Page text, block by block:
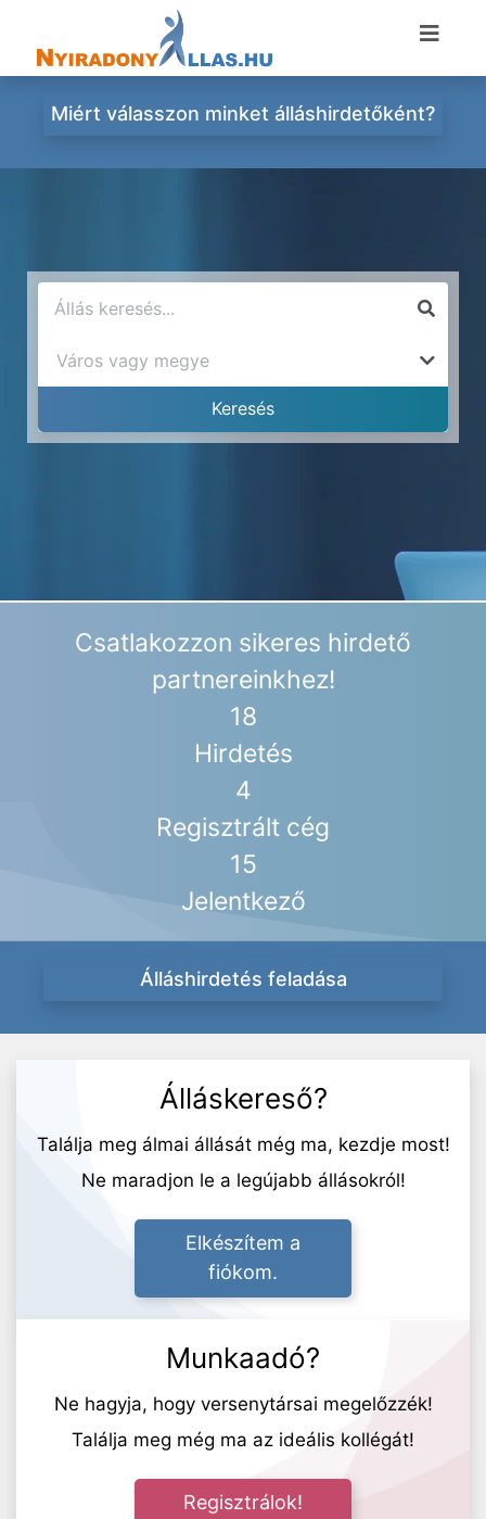
Miért válasszon minket álláshirdetőként?
Csatlakozzon sikeres hirdető
partnereinkhez!
18
Hirdetés
4
Regisztrált cég
15
Jelentkező
Álláshirdetés feladása
Álláskereső?
Találja meg álmai állását még ma, kezdje most!
Ne maradjon le a legújabb állásokról!
Elkészítem a
fiókom.
Munkaadó?
Ne hagyja, hogy versenytársai megelőzzék!
Találja meg még ma az ideális kollégát!
Regisztrálok!